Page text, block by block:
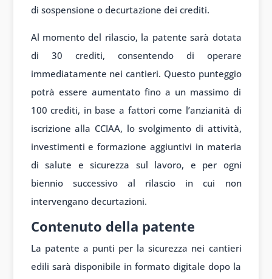
di sospensione odecurtazione dei crediti.
Al momento del rilascio, la patente sarà dotata
di 30 crediti, consentendo di operare
immediatamente nei cantieri. Questo punteggio
potrà essere aumentato fino a un massimo di
100 crediti, in base a fattori come l’anzianità di
iscrizione alla CCIAA, lo svolgimento di attività,
investimenti e formazione aggiuntivi in materia
di salute e sicurezza sul lavoro, e per ogni
biennio successivo al rilascio in cui non
intervengano decurtazioni.
Contenuto della patente
La patente a punti per la sicurezza nei cantieri
edili sarà disponibile in formato digitale dopo la